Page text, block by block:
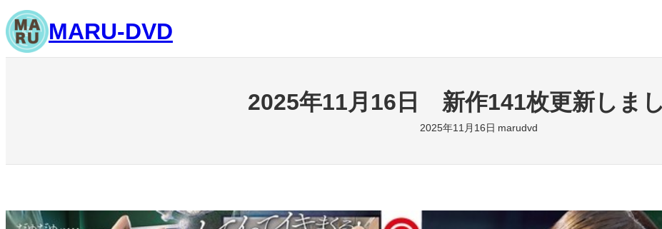
内
容
を
MARU-DVD
2025年11月16日 新作141枚更新しまし
2025年11月16日 marudvd